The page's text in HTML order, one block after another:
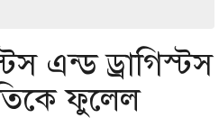
এন্ড ড্রাগিস্টস
ফুলেল